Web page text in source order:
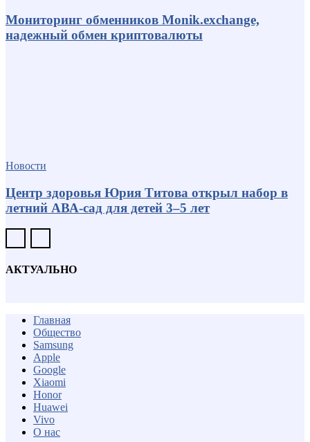
Мониторинг обменников Monik.exchange,
надежный обмен криптовалюты
Новости
Центр здоровья Юрия Титова открыл набор в
летний АВА-сад для детей 3–5 лет
АКТУАЛЬНО
Главная
Общество
Samsung
Apple
Google
Xiaomi
Honor
Huawei
Vivo
О нас